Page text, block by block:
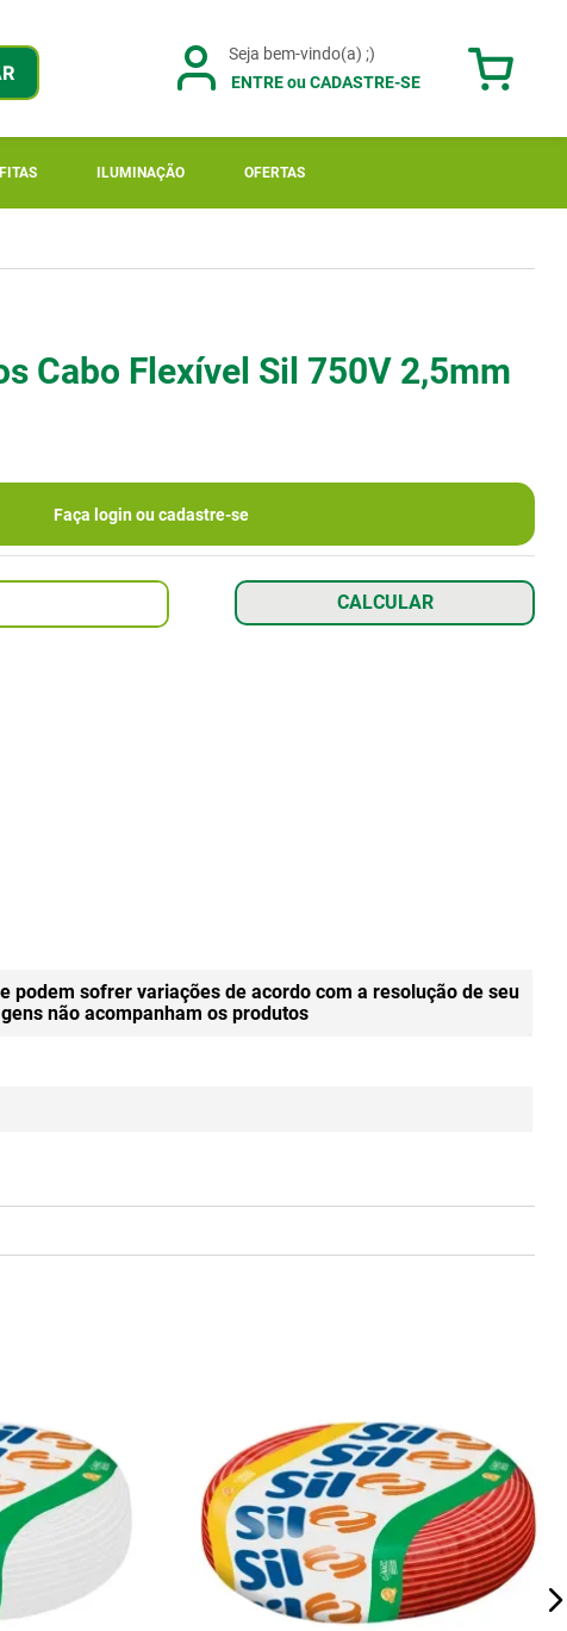
ENTRE ou CADASTRE-SE
FITAS ILUMINAÇÃO OFERTAS
Cabo Flexível Sil 750V 2,5mm
Faça login ou cadastre-se
sofrer variações de acordo com a resolução de seu
não acompanham os produtos